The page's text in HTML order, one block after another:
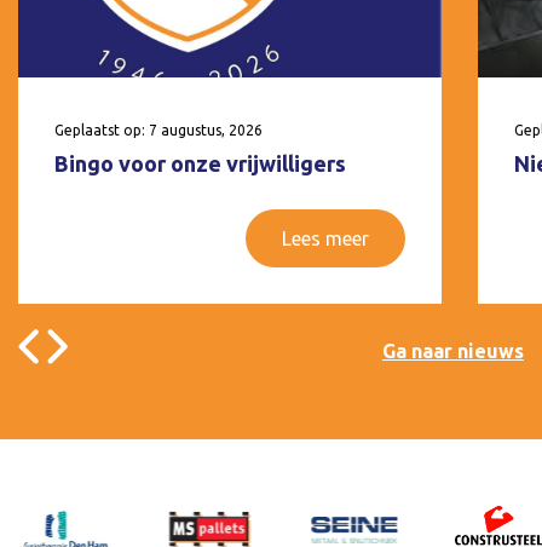
Geplaatst op: 7 augustus, 2026
Bingo voor onze vrijwilligers
Lees meer
Ga naar nieuws